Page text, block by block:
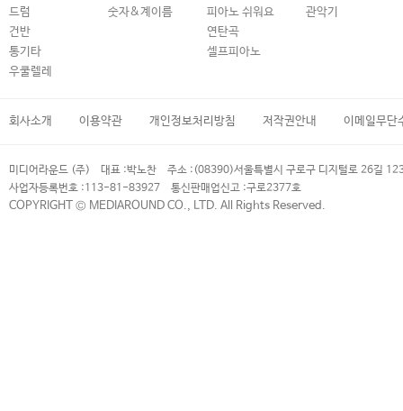
드럼
건반
통기타
우쿨렐레
숫자&계이름
피아노 쉬워요
연탄곡
셀프피아노
관악기
회사소개 이용약관 개인정보처리방침 저작권안내 이메일무단
미디어라운드 (주) 대표 :박노찬 주소 : (08390)서울특별시 구로구 디지털로 26길
사업자등록번호 :113-81-83927 통신판매업신고 :구로2377호
COPYRIGHT © MEDIAROUND CO., LTD. All Rights Reserved.